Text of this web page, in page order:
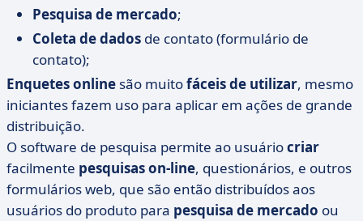
Pesquisa de mercado;
Coleta de dados de contato (formulário de
contato);
Enquetes online são muitofáceis de utilizar, mesmo
iniciantes fazem uso para aplicar em ações de grande
distribuição.
O software de pesquisa permite ao usuáriocriar
facilmente pesquisas on-line, questionários, e outros
formulários web, que são então distribuídos aos
usuários do produto para pesquisa de mercado ou